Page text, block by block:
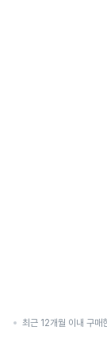
최근 12개월 이내 구매